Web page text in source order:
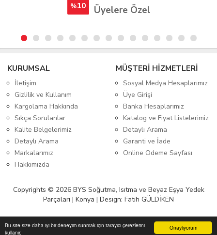
Onaylıyorum
Bu site size daha iyi bir deneyim sunmak için tarayıcı çerezlerini
kullanır.
%10 Üyelere Özel
KURUMSAL
İletişim
Gizlilik ve Kullanım
Kargolama Hakkında
Sıkça Sorulanlar
Kalite Belgelerimiz
Detaylı Arama
Markalarımız
Hakkımızda
MÜŞTERİ HİZMETLERİ
Sosyal Medya Hesaplarımız
Üye Girişi
Banka Hesaplarımız
Katalog ve Fiyat Listelerimiz
Detaylı Arama
Garanti ve İade
Online Ödeme Sayfası
Copyrights © 2026 BYS Soğutma, Isıtma ve Beyaz Eşya Yedek
Parçaları | Konya | Design: Fatih GÜLDİKEN